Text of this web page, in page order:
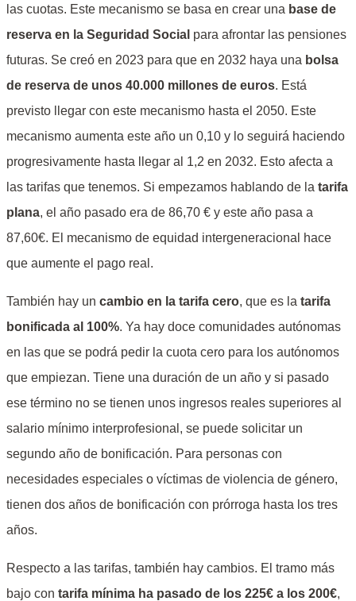
las cuotas. Este mecanismo se basa en crear una base de
reserva en la Seguridad Social para afrontar las pensiones
futuras. Se creó en 2023 para que en 2032 haya una bolsa
de reserva de unos 40.000 millones de euros. Está
previsto llegar con este mecanismo hasta el 2050. Este
mecanismo aumenta este año un 0,10 y lo seguirá haciendo
progresivamente hasta llegar al 1,2 en 2032. Esto afecta a
las tarifas que tenemos. Si empezamos hablando de la tarifa
plana, el año pasado era de 86,70 € y este año pasa a
87,60€. El mecanismo de equidad intergeneracional hace
que aumente el pago real.
También hay un cambio en la tarifa cero, que es la tarifa
bonificada al 100%. Ya hay doce comunidades autónomas
en las que se podrá pedir la cuota cero para los autónomos
que empiezan. Tiene una duración de un año y si pasado
ese término no se tienen unos ingresos reales superiores al
salario mínimo interprofesional, se puede solicitar un
segundo año de bonificación. Para personas con
necesidades especiales o víctimas de violencia de género,
tienen dos años de bonificación con prórroga hasta los tres
años.
Respecto a las tarifas, también hay cambios. El tramo más
bajo con tarifa mínima ha pasado de los 225€ a los 200€,